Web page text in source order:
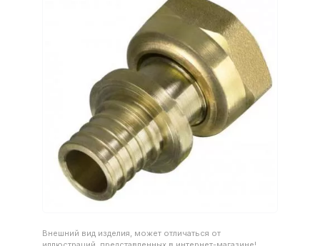
Внешний вид изделия, может отличаться от